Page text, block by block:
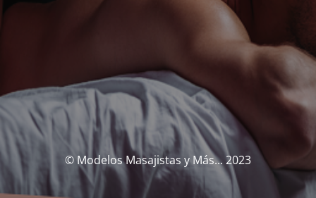
© Modelos Masajistas y Más... 2023